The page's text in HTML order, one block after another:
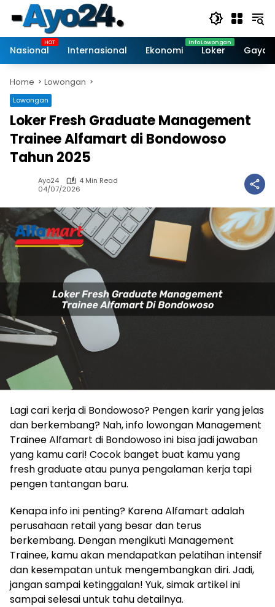
content
Nasional
Internasional Ekonomi Loker Gaya
Home Lowongan
Lowongan
Loker Fresh Graduate Management
Trainee Alfamart di Bondowoso
Tahun 2025
Ayo24
4 Min Read
04/07/2026
Lagi cari kerja di Bondowoso? Pengen karir yang jelas
dan berkembang? Nah, info lowongan Management
Trainee Alfamart di Bondowoso ini bisa jadi jawaban
yang kamu cari! Cocok banget buat kamu yang
fresh graduate atau punya pengalaman kerja tapi
pengen tantangan baru.
Kenapa info ini penting? Karena Alfamart adalah
perusahaan retail yang besar dan terus
berkembang. Dengan mengikuti Management
Trainee, kamu akan mendapatkan pelatihan intensif
dan kesempatan untuk mengembangkan diri. Jadi,
jangan sampai ketinggalan! Yuk, simak artikel ini
sampai selesai untuk tahu detailnya.